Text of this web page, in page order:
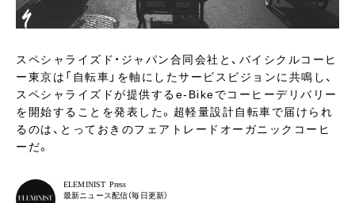
スペシャライズド・ジャパン合同会社と、バイシクルコーヒ
ー東京は「自転車」を軸にしたサービスビジョンに共鳴し、
スペシャライズドが提供するe-Bikeでコーヒーデリバリー
を開始することを発表した。超軽量設計自転車で届けられ
るのは、とっておきのフェアトレードオーガニックコーヒ
ーだ。
ELEMINIST Press
最新ニュース配信（毎日更新）